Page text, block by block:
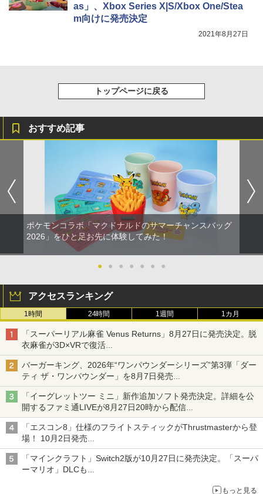
as」、Xbox Series X|S/Xbox One/Stea
m向けに発売決定
2021年8月27日
トップページに戻る
おすすめ記事
ポケモンコラボ「マクドナルドのサマーチャンスバッグ
2026」をひと足お先に体験してみた！
● ● ● ● ● ● ●
アクセスランキング
1時間 24時間 1週間 1カ月
「スーパーリアル麻雀 Venus Returns」8月27日に発売決定。脱
衣麻雀が3D×VRで復活
発売から2週間は20%オフになるセールが実施
バーガーキング、2026年“ワンパウンダーシリーズ”第3弾「ダー
ティ ザ・ワンパウンダー」を8月7日発売
「特製ガーリックマヨソース」を使用した超大型チーズバーガー
「イーグレットツー ミニ」新作追加ソフト発売決定。詳細を公
開するファミ通LIVEが8月27日20時から配信
シリーズ累計100タイトルへ
「エスコン8」仕様のフライトスティックがThrustmasterから登
場！ 10月2日発売
ジョイスティックに振動機能を搭載。予約受付も開始
「マインクラフト」Switch2版が10月27日に発売決定。「スーパ
ーマリオ」DLCも
もっと見る